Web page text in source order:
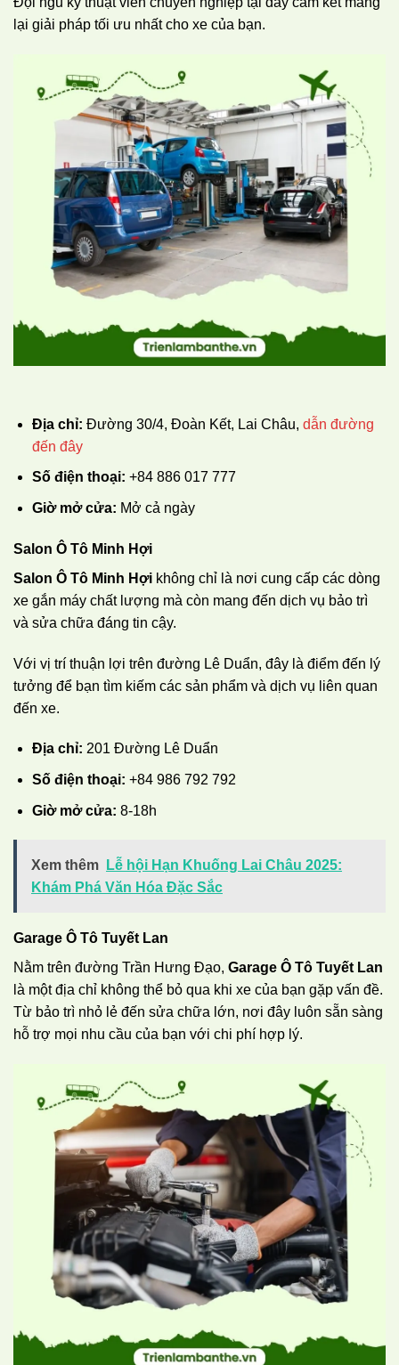
lại giải pháp tối ưu nhất cho xe của bạn.
Địa chỉ: Đường 30/4, Đoàn Kết, Lai Châu, dẫn đường
đến đây
Số điện thoại: +84 886 017 777
Giờ mở cửa: Mở cả ngày
Salon Ô Tô Minh Hợi
Salon Ô Tô Minh Hợi không chỉ là nơi cung cấp các dòng
xe gắn máy chất lượng mà còn mang đến dịch vụ bảo trì
và sửa chữa đáng tin cậy.
Với vị trí thuận lợi trên đường Lê Duẩn, đây là điểm đến lý
tưởng để bạn tìm kiếm các sản phẩm và dịch vụ liên quan
đến xe.
Địa chỉ: 201 Đường Lê Duẩn
Số điện thoại: +84 986 792 792
Giờ mở cửa: 8-18h
Xem thêm
Lễ hội Hạn Khuống Lai Châu 2025:
Khám Phá Văn Hóa Đặc Sắc
Garage Ô Tô Tuyết Lan
Nằm trên đường Trần Hưng Đạo, Garage Ô Tô Tuyết Lan
là một địa chỉ không thể bỏ qua khi xe của bạn gặp vấn đề.
Từ bảo trì nhỏ lẻ đến sửa chữa lớn, nơi đây luôn sẵn sàng
hỗ trợ mọi nhu cầu của bạn với chi phí hợp lý.